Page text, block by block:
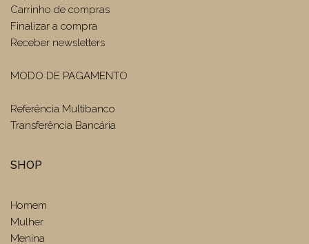
Carrinho de compras
Finalizar a compra
Receber newsletters
MODO DE PAGAMENTO
Referência Multibanco
Transferência Bancária
SHOP
Homem
Mulher
Menina